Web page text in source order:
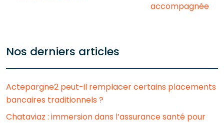
accompagnée
Nos derniers articles
Actepargne2 peut-il remplacer certains placements
bancaires traditionnels ?
Chataviaz : immersion dans l’assurance santé pour